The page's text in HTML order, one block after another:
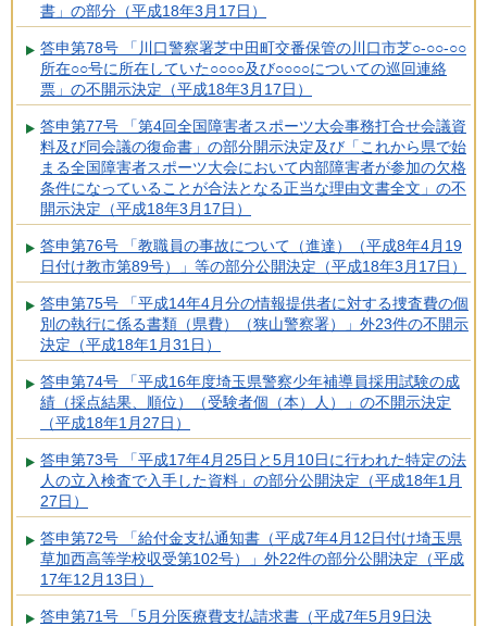
書」の部分（平成18年3月17日）
答申第78号 「川口警察署芝中田町交番保管の川口市芝○-○○-○○
所在○○号に所在していた○○○○及び○○○○についての巡回連絡
票」の不開示決定（平成18年3月17日）
答申第77号 「第4回全国障害者スポーツ大会事務打合せ会議資
料及び同会議の復命書」の部分開示決定及び「これから県で始
まる全国障害者スポーツ大会において内部障害者が参加の欠格
条件になっていることが合法となる正当な理由文書全文」の不
開示決定（平成18年3月17日）
答申第76号 「教職員の事故について（進達）（平成8年4月19
日付け教市第89号）」等の部分公開決定（平成18年3月17日）
答申第75号 「平成14年4月分の情報提供者に対する捜査費の個
別の執行に係る書類（県費）（狭山警察署）」外23件の不開示
決定（平成18年1月31日）
答申第74号 「平成16年度埼玉県警察少年補導員採用試験の成
績（採点結果、順位）（受験者個（本）人）」の不開示決定
（平成18年1月27日）
答申第73号 「平成17年4月25日と5月10日に行われた特定の法
人の立入検査で入手した資料」の部分公開決定（平成18年1月
27日）
答申第72号 「給付金支払通知書（平成7年4月12日付け埼玉県
草加西高等学校収受第102号）」外22件の部分公開決定（平成
17年12月13日）
答申第71号 「5月分医療費支払請求書（平成7年5月9日決